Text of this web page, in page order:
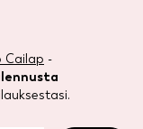
Cailap -